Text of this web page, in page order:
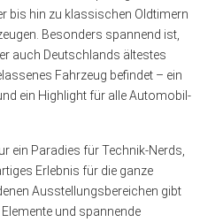
bis hin zu klassischen Oldtimern
Besonders spannend ist,
auch Deutschlands ältestes
Fahrzeug befindet – ein
ein Highlight für alle Automobil-
ein Paradies für Technik-Nerds,
Erlebnis für die ganze
Ausstellungsbereichen gibt
und spannende